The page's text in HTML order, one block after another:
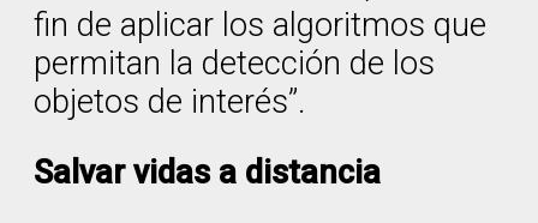
fin de aplicar los algoritmos que
permitan la detección de los
objetos de interés”.
Salvar vidas a distancia